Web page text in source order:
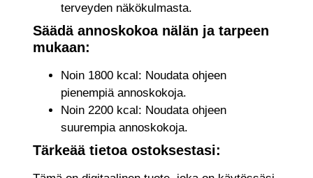
terveyden näkökulmasta.
Säädä annoskokoa nälän ja tarpeen
mukaan:
Noin 1800 kcal: Noudata ohjeen
pienempiä annoskokoja.
Noin 2200 kcal: Noudata ohjeen
suurempia annoskokoja.
Tärkeää tietoa ostoksestasi: